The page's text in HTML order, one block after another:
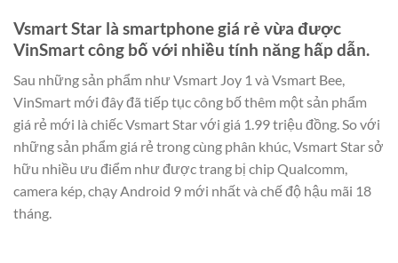
Vsmart Star là smartphone giá rẻ vừa được
VinSmart công bố với nhiều tính năng hấp dẫn.
Sau những sản phẩm như Vsmart Joy 1 và Vsmart Bee,
VinSmart mới đây đã tiếp tục công bố thêm một sản phẩm
giá rẻ mới là chiếc Vsmart Star với giá 1.99 triệu đồng. So với
những sản phẩm giá rẻ trong cùng phân khúc, Vsmart Star sở
hữu nhiều ưu điểm như được trang bị chip Qualcomm,
camera kép, chạy Android 9 mới nhất và chế độ hậu mãi 18
tháng.